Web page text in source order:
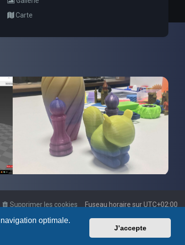
optimale.
J’accepte
Carte
Fuseau horaire surUTC+02:00
Supprimer les cookies